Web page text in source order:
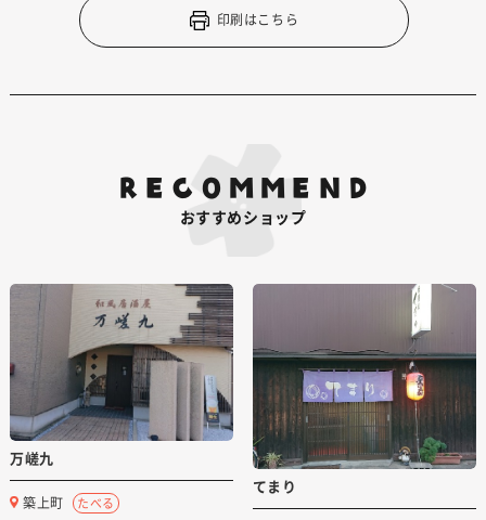
印刷はこちら
RECOMMEND
おすすめショップ
万嵯九
築上町 たべる
てまり